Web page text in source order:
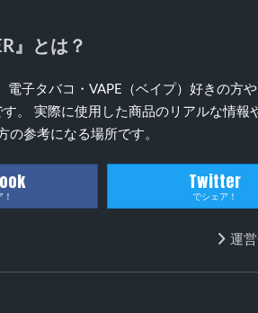
』とは？
電子タバコ・VAPE（ベイプ）好きの
。 実際に使用した商品のリアルな情報
の参考になる場所です。
Twitter
でシェア！
運